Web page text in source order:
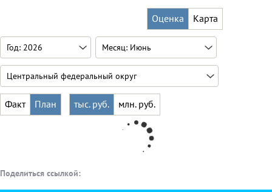
Оценка Карта
Факт План тыс. руб. млн. руб.
Поделиться ссылкой: